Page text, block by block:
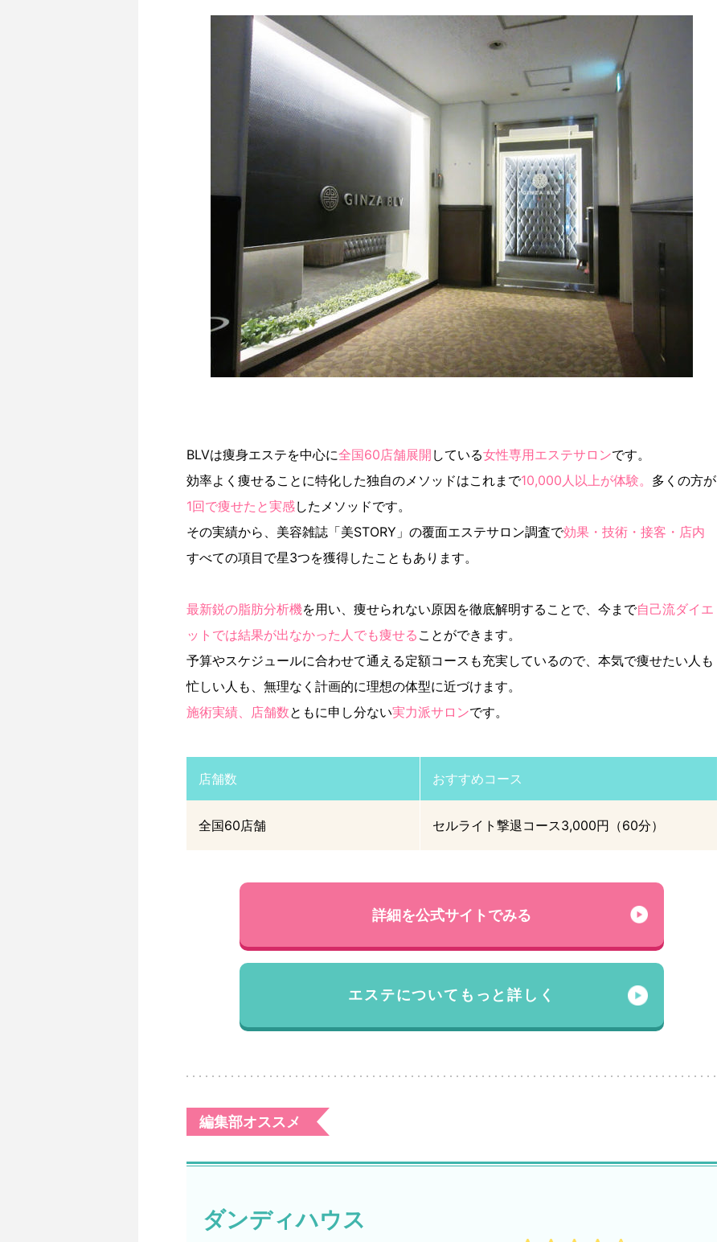
BLVは痩身エステを中心に全国60店舗展開 している女性専用エステサロンです。
効率よく痩せることに特化した独自のメソッドはこれまで10,000人以上が体験。 多くの方が
1回で痩せたと実感したメソッドです。
その実績から、美容雑誌「美STORY」の覆面エステサロン調査で効果・技術・接客・店内
すべての項目で星3つを獲得したこともあります。
最新鋭の脂肪分析機を用い、痩せられない原因を徹底解明することで、今まで自己流ダイエ
ットでは結果が出なかった人でも痩せる ことができます。
予算やスケジュールに合わせて通える定額コースも充実しているので、本気で痩せたい人も
忙しい人も、無理なく計画的に理想の体型に近づけます。
施術実績、店舗数ともに申し分ない実力派サロンです。
店舗数 おすすめコース
全国60店舗 セルライト撃退コース3,000円（60分）
詳細を公式サイトでみる
エステについてもっと詳しく
編集部オススメ
ダンディハウス